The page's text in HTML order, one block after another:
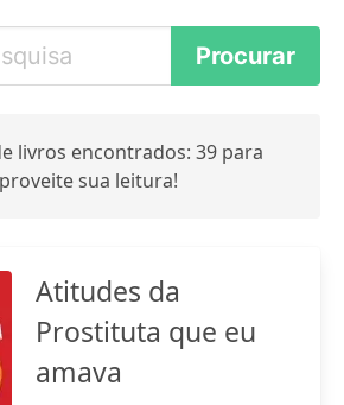
livros encontrados: 39 para
sua leitura!
Atitudes da
Prostituta que eu
amava